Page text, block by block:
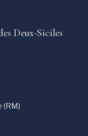
Deux-Siciles
(RM)